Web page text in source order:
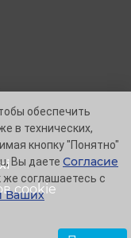
cookie
обеспечить
в технических,
кнопку "Понятно"
Вы даете Согласие
же соглашаетесь с
Ваших